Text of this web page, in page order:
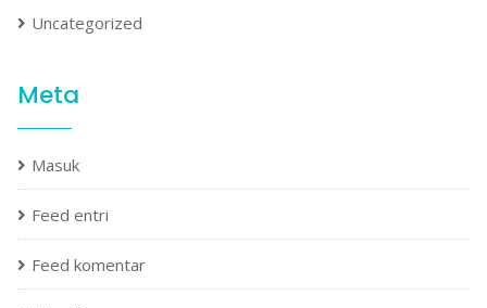
Uncategorized
Meta
Masuk
Feed entri
Feed komentar